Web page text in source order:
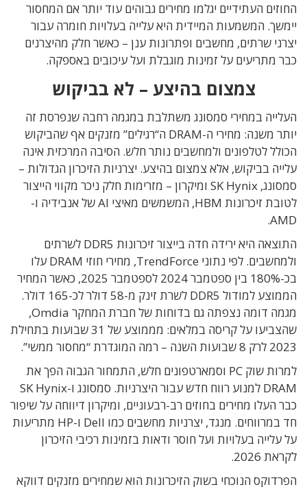
החוזים העתידיים יגלמו מחירים גבוהים עוד יותר אם המחסור
יימשך. המשמעות המיידית היא עלייה בעלויות חומרה עבור
יצרני שרתים, מחשבים ופתרונות ענן – כאשר חלק מהיצרנים
כבר מתריעים על זמינות מוגבלת ועל עיכובים באספקה.
צמצום בהיצע – לא בביקוש
העלייה במחירי סמסונג משתלבת במגמה רחבה שנפרסת זה
יותר משנה: מחירי ה-DRAM ה“רגילים” מזנקים אף שהביקוש
הכולל לטלפונים ולמחשבים נותר חלש. הסיבה המרכזית אינה
עלייה בביקוש, אלא צמצום בהיצע. יצרניות הזיכרון הגדולות –
סמסונג, SK Hynix ומיקרון – מזרימות חלק ניכר מקווי הייצור
לטובת זיכרונות HBM, המשמשים מאיצי AI של אנבידיה ו-
AMD.
התוצאה היא ירידה חדה בייצור זיכרונות DDR5 לשרתים
ולמחשבים. לפי נתוני TrendForce, מחירי חוזי DRAM עלו
בכ-180% בין ספטמבר 2024 לספטמבר 2025, כאשר המחיר
הממוצע למודול DDR5 לשרת זינק מ-58 דולר לכ-165 דולר.
מגמה דומה נצפתה גם בדוחות של חברת המחקר Omdia,
שהצביעו על קריסה במלאים: מממוצע של 31 שבועות בתחילת
2023 לרק 8 שבועות השנה – רמה המוגדרת “מחסור ממשי”.
למרות שוק PC וסמארטפונים חלש, התמחור הגבוה הפך את
DRAM למנוע רווח חדש עבור היצרניות. סמסונג ו-SK Hynix
כבר העלו מחירים בחוזים רב-רבעוניים, ומיקרון דיווחה על שיפור
חד במרווחים. מנגד, יצרניות מחשבים כמו Dell ו-HP מתריעות
על עלייה בעלויות ועל חוסר ודאות בזמינות רכיבי הזיכרון
לקראת 2026.
הפרדוקס הנוכחי בשוק הזיכרונות הוא שמחירים מזנקים דווקא